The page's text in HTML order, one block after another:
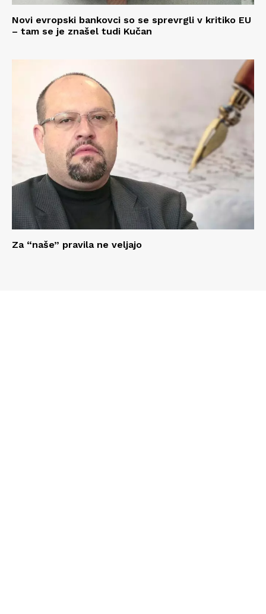
Novi evropski bankovci so se sprevrgli v kritiko EU
– tam se je znašel tudi Kučan
Za “naše” pravila ne veljajo